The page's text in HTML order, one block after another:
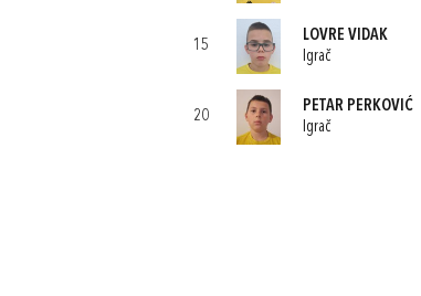
15
LOVRE VIDAK
Igrač
20
PETAR PERKOVIĆ
Igrač